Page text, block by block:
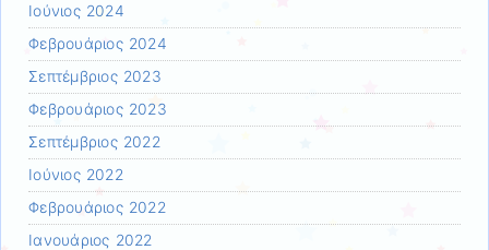
Ιούνιος 2024
Φεβρουάριος 2024
Σεπτέμβριος 2023
Φεβρουάριος 2023
Σεπτέμβριος 2022
Ιούνιος 2022
Φεβρουάριος 2022
Ιανουάριος 2022